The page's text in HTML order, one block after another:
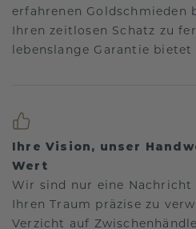
erfahrenen Goldschmieden
Ihren zeitlosen Schatz zu
lebenslange Garantie
Ihre Vision, unser
Wert
Wir sind nur eine
Ihren Traum präzise zu
Verzicht auf